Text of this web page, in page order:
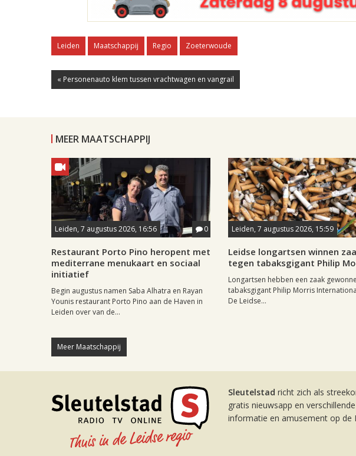
Leiden Maatschappij Regio Zoeterwoude
« Personenauto klem tussen vrachtwagen en vangrail
MEER MAATSCHAPPIJ
Leiden, 7 augustus 2026, 16:56 0
Restaurant Porto Pino heropent met
mediterrane menukaart en sociaal
initiatief
Begin augustus namen Saba Alhatra en Rayan
Younis restaurant Porto Pino aan de Haven in
Leiden over van de...
Leiden, 7 augustus 2026, 15:59
Leidse longartsen winnen
tegen tabaksgigant Philip
Longartsen hebben een zaak
tabaksgigant Philip Morris
De Leidse...
Meer Maatschappij
Sleutelstad richt zich als
gratis nieuwsapp en
informatie en amusement op de